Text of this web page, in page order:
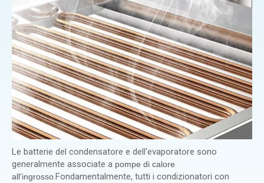
Le batterie del condensatore e dell'evaporatore sono
generalmente associate a pompe di calore
all'ingrosso.Fondamentalmente, tutti i condizionatori con